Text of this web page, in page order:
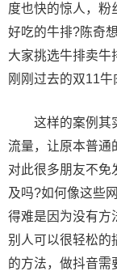
度也快的惊人，粉
好吃的牛排?陈奇
大家挑选牛排卖牛
刚刚过去的双11牛
这样的案例其实
流量，让原本普通
对此很多朋友不免
及吗?如何像这些
得难是因为没有方
别人可以很轻松的
的方法，做抖音需